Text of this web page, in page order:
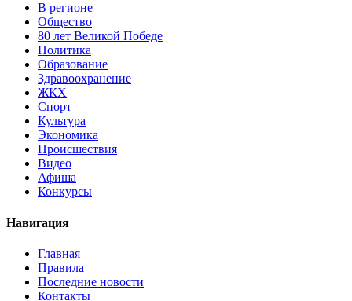
В регионе
Общество
80 лет Великой Победе
Политика
Образование
Здравоохранение
ЖКХ
Спорт
Культура
Экономика
Происшествия
Видео
Афиша
Конкурсы
Навигация
Главная
Правила
Последние новости
Контакты